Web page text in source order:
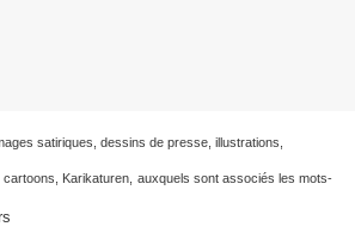
satiriques, dessins de presse, illustrations,
Karikaturen, auxquels sont associés les mots-